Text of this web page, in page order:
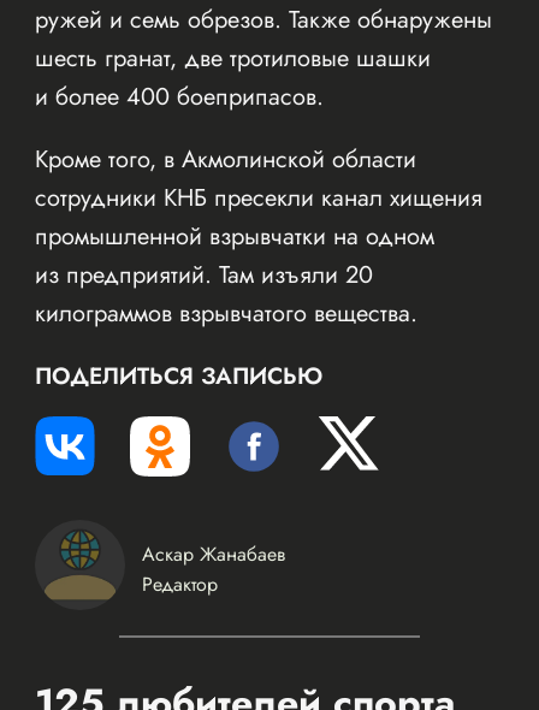
ружей и семь обрезов. Также обнаружены
шесть гранат, две тротиловые шашки
и более 400 боеприпасов.
Кроме того, в Акмолинской области
сотрудники КНБ пресекли канал хищения
промышленной взрывчатки на одном
из предприятий. Там изъяли 20
килограммов взрывчатого вещества.
ПОДЕЛИТЬСЯ ЗАПИСЬЮ
Аскар Жанабаев
Редактор